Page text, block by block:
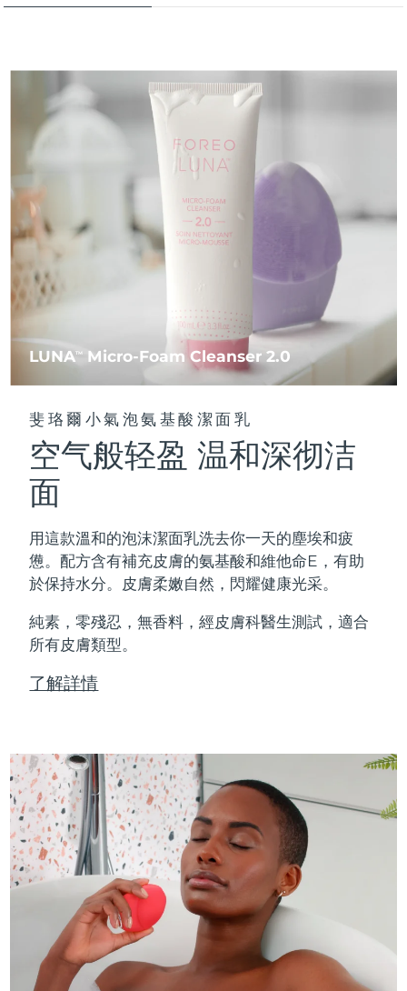
LUNATM Micro-Foam Cleanser 2.0
斐珞爾小氣泡氨基酸潔面乳
空气般轻盈 温和深彻洁
面
用這款溫和的泡沫潔面乳洗去你一天的塵埃和疲
憊。配方含有補充皮膚的氨基酸和維他命E，有助
於保持水分。皮膚柔嫩自然，閃耀健康光采。
純素，零殘忍，無香料，經皮膚科醫生測試，適合
所有皮膚類型。
了解詳情